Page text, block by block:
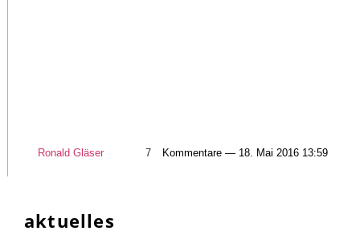
Ronald Gläser 7 Kommentare — 18. Mai 2016 13:59
aktuelles